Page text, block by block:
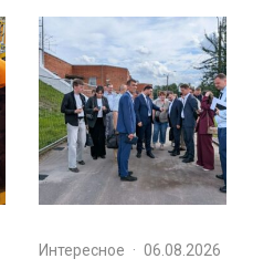
Интересное · 06.08.2026